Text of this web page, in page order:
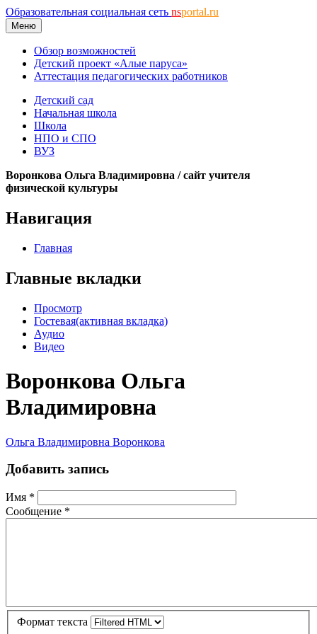
Образовательная социальная сеть nsportal.ru
Меню
Обзор возможностей
Детский проект «Алые паруса»
Аттестация педагогических работников
Детский сад
Начальная школа
Школа
НПО и СПО
ВУЗ
Воронкова Ольга Владимировна / сайт учителя
физической культуры
Навигация
Главная
Главные вкладки
Просмотр
Гостевая(активная вкладка)
Аудио
Видео
Воронкова Ольга
Владимировна
Ольга Владимировна Воронкова
Добавить запись
Имя *
Сообщение *
Формат текста